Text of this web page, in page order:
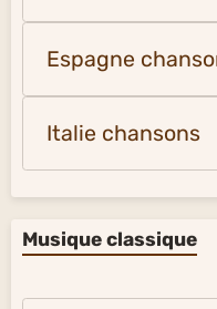
Espagne
Italie chansons
Musique classique